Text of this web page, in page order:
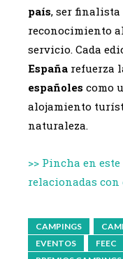
país, ser finalista
reconocimiento
servicio. Cada
España refuerza
españoles como
alojamiento
naturaleza.
>> Pincha en
relacionadas
CAMPINGS
EVENTOS
FEEC